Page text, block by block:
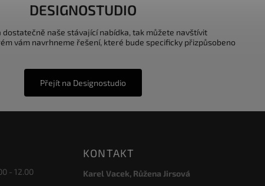
DESIGNOSTUDIO
dostatečně naše stávající nabídka, tak můžete navštívit
vám navrhneme řešení, které bude specificky přizpůsobeno
Přejít na Designostudio
- 12.00
KONTAKT
Karel Vacek, Růžena Jirsová